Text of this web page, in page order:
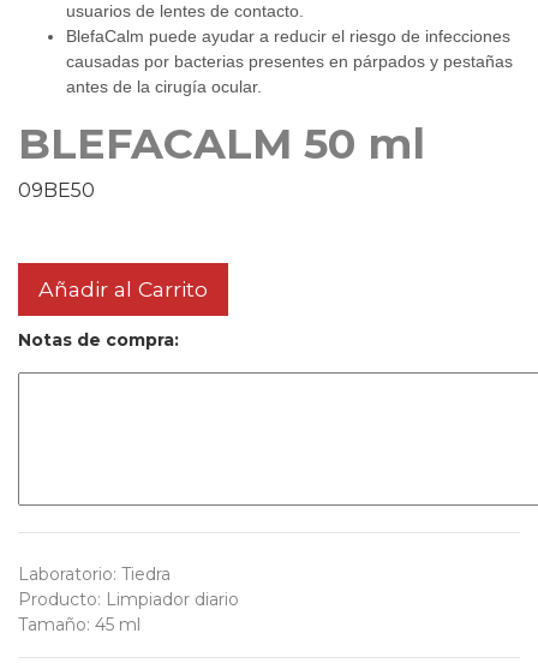
usuarios de lentes de contacto.
BlefaCalm puede ayudar a reducir el riesgo de infecciones
causadas por bacterias presentes en párpados y pestañas
antes de la cirugía ocular.
BLEFACALM 50 ml
09BE50
Añadir al Carrito
Notas de compra:
Laboratorio: Tiedra
Producto: Limpiador diario
Tamaño: 45 ml